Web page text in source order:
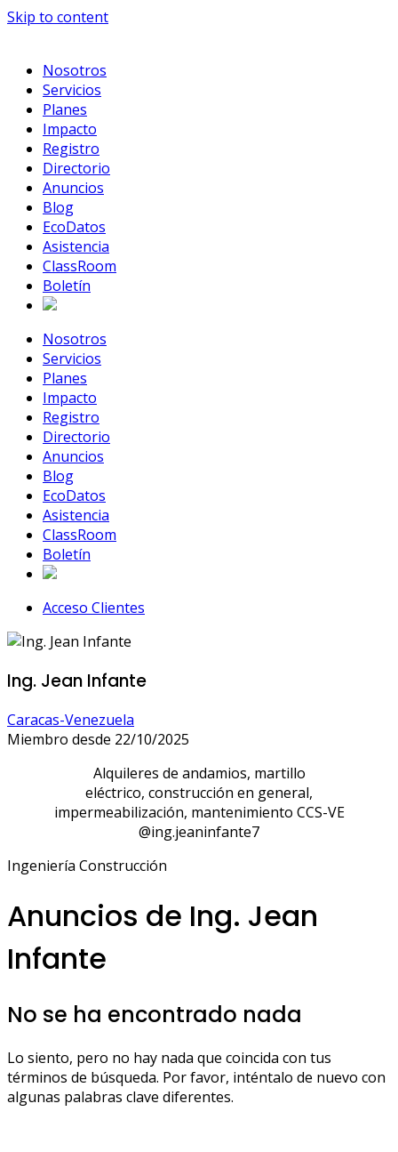
Skip to content
Nosotros
Servicios
Planes
Impacto
Registro
Directorio
Anuncios
Blog
EcoDatos
Asistencia
ClassRoom
Boletín
Nosotros
Servicios
Planes
Impacto
Registro
Directorio
Anuncios
Blog
EcoDatos
Asistencia
ClassRoom
Boletín
Acceso Clientes
Ing. Jean Infante
Caracas-Venezuela
Miembro desde 22/10/2025
Alquileres de andamios, martillo
eléctrico, construcción en general,
impermeabilización, mantenimiento CCS-VE
@ing.jeaninfante7
Ingeniería Construcción
Anuncios de Ing. Jean
Infante
No se ha encontrado nada
Lo siento, pero no hay nada que coincida con tus
términos de búsqueda. Por favor, inténtalo de nuevo con
algunas palabras clave diferentes.